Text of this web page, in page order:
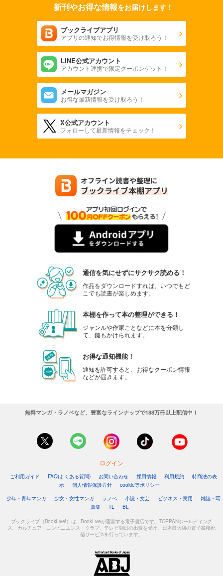
新刊やお得な情報をお届けします！
ブックライブアプリ
アプリの通知でお得情報を受け取ろう！
LINE公式アカウント
アカウント連携で限定クーポンゲット！
メールマガジン
お得な最新情報を受け取ろう！
X公式アカウント
フォローして最新情報をチェック！
通信を気にせずにサクサク読める！
作品をダウンロードすれば、いつでもど
こでも読書が楽しめます。
本棚を作って本の整理ができる！
ジャンルや作家ごとなどに本を分類し
て、鍵もかけられます。
お得な通知機能！
通知を許可すると、お得なクーポン情報
などが届きます。
無料マンガ・ラノベなど、豊富なラインナップで188万冊以上配信中！
ログイン
ご利用ガイド FAQ(よくある質問) お問い合わせ 採用情報 利用規約
特商法の表
示
個人情報保護方針
cookie等ポリシー
少年・青年マンガ
少女・女性マンガ ラノベ 小説・文芸 ビジネス・実用
雑誌・写
真集
TL BL
ブックライブ（BookLive!）は、BookLiveが運営する電子書店です。TOPPANホールディング
ス、カルチュア・コンビニエンス・クラブ、テレビ朝日の出資を受け、日本最大級の電子書籍配
信サービスを行っています。